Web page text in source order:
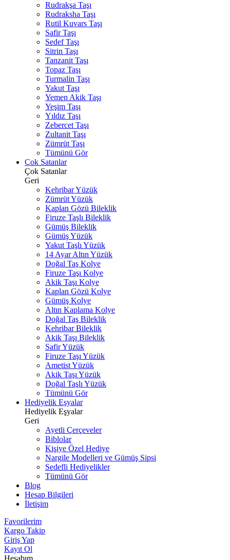
Rudrakşa Taşı
Rudraksha Taşı
Rutil Kuvars Taşı
Safir Taşı
Sedef Taşı
Sitrin Taşı
Tanzanit Taşı
Topaz Taşı
Turmalin Taşı
Yakut Taşı
Yemen Akik Taşı
Yeşim Taşı
Yıldız Taşı
Zebercet Taşı
Zultanit Taşı
Zümrüt Taşı
Tümünü Gör
Çok Satanlar
Çok Satanlar
Geri
Kehribar Yüzük
Zümrüt Yüzük
Kaplan Gözü Bileklik
Firuze Taşlı Bileklik
Gümüş Bileklik
Gümüş Yüzük
Yakut Taşlı Yüzük
14 Ayar Altın Yüzük
Doğal Taş Kolye
Firuze Taşı Kolye
Akik Taşı Kolye
Kaplan Gözü Kolye
Gümüş Kolye
Altın Kaplama Kolye
Doğal Taş Bileklik
Kehribar Bileklik
Akik Taşı Bileklik
Safir Yüzük
Firuze Taşı Yüzük
Ametist Yüzük
Akik Taşı Yüzük
Doğal Taşlı Yüzük
Tümünü Gör
Hediyelik Eşyalar
Hediyelik Eşyalar
Geri
Ayetli Çerçeveler
Biblolar
Kişiye Özel Hediye
Nargile Modelleri ve Gümüş Sipsi
Sedefli Hediyelikler
Tümünü Gör
Blog
Hesap Bilgileri
İletişim
Favorilerim
Kargo Takip
Giriş Yap
Kayıt Ol
Hesabım